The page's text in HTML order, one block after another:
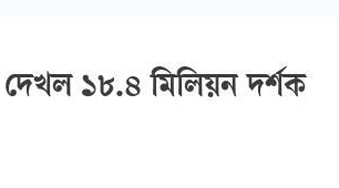
দেখল ১৮.৪ মিলিয়ন দর্শক